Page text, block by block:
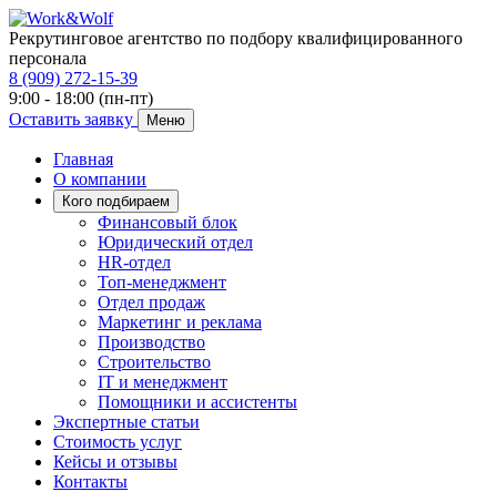
Рекрутинговое агентство по подбору квалифицированного
персонала
8 (909) 272-15-39
9:00 - 18:00 (пн-пт)
Оставить заявку
Меню
Главная
О компании
Кого подбираем
Финансовый блок
Юридический отдел
HR-отдел
Топ-менеджмент
Отдел продаж
Маркетинг и реклама
Производство
Строительство
IT и менеджмент
Помощники и ассистенты
Экспертные статьи
Стоимость услуг
Кейсы и отзывы
Контакты